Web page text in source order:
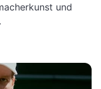
und